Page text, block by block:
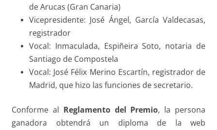
de Arucas (Gran Canaria)
Vicepresidente: José Ángel, García Valdecasas,
registrador
Vocal: Inmaculada, Espiñeira Soto, notaria de
Santiago de Compostela
Vocal: José Félix Merino Escartín, registrador de
Madrid, que hizo las funciones de secretario.
Conforme al Reglamento del Premio, la persona
ganadora obtendrá un diploma de la web